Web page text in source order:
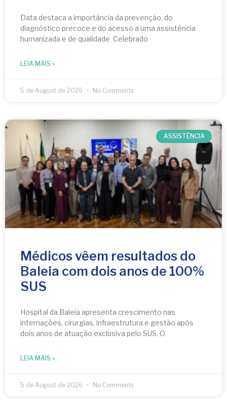
Data destaca a importância da prevenção, do
diagnóstico precoce e do acesso a uma assistência
humanizada e de qualidade Celebrado
LEIA MAIS »
5 de August de 2026 No Comments
ASSISTÊNCIA
Médicos vêem resultados do
Baleia com dois anos de 100%
SUS
Hospital da Baleia apresenta crescimento nas
internações, cirurgias, infraestrutura e gestão após
dois anos de atuação exclusiva pelo SUS. O
LEIA MAIS »
5 de August de 2026 No Comments